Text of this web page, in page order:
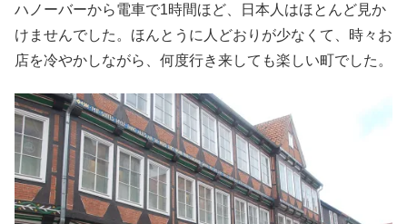
ハノーバーから電車で1時間ほど、日本人はほとんど見か
けませんでした。ほんとうに人どおりが少なくて、時々お
店を冷やかしながら、何度行き来しても楽しい町でした。